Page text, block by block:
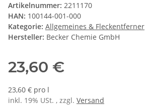
Artikelnummer: 2211170
HAN: 100144-001-000
Kategorie: Allgemeines & Fleckentferner
Hersteller: Becker Chemie GmbH
23,60 €
23,60 € pro l
inkl. 19% USt. , zzgl. Versand